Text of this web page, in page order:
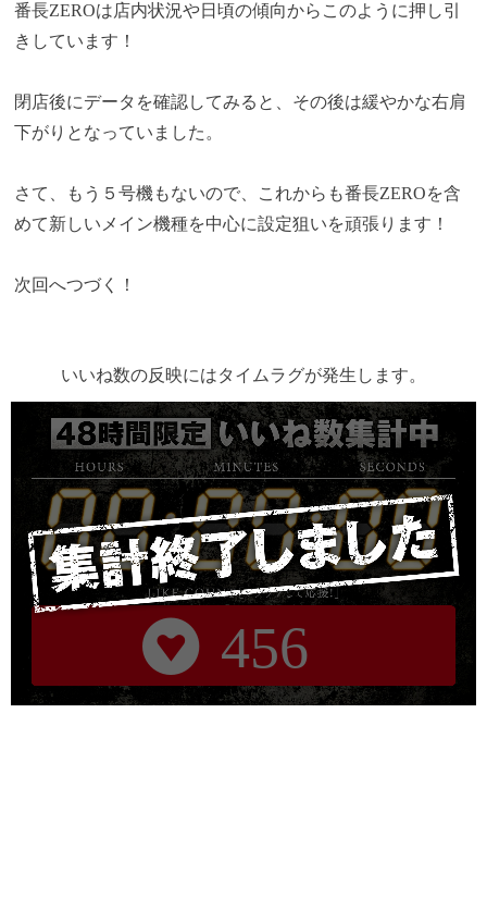
番長ZEROは店内状況や日頃の傾向からこのように押し引
きしています！
閉店後にデータを確認してみると、その後は緩やかな右肩
下がりとなっていました。
さて、もう５号機もないので、これからも番長ZEROを含
めて新しいメイン機種を中心に設定狙いを頑張ります！
次回へつづく！
いいね数の反映にはタイムラグが発生します。
456